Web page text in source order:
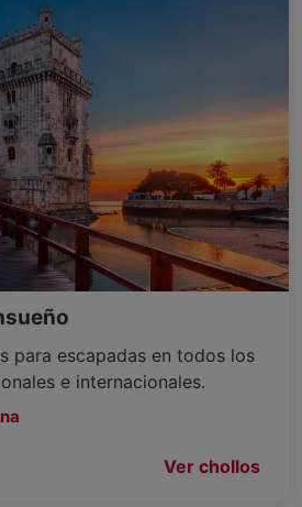
para escapadas en todos los
e internacionales.
Ver chollos